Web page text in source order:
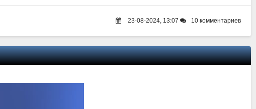
23-08-2024, 13:07 10 комментариев